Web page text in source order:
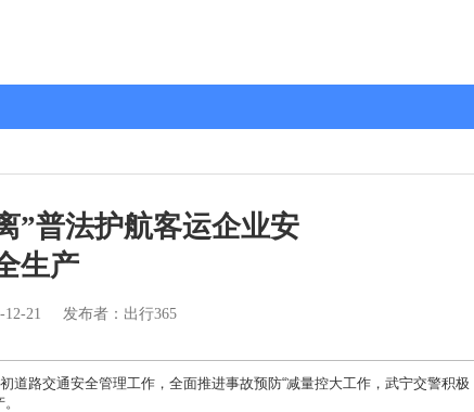
”普法护航客运企业安
生产
12-21 发布者：出行365
路交通安全管理工作，全面推进事故预防“减量控大工作，武宁交警积极